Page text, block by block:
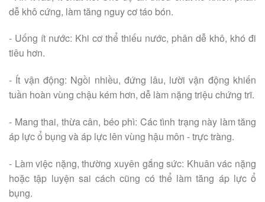
dễ khô cứng, làm tăng nguy cơ táo bón.
- Uống ít nước: Khi cơ thể thiếu nước, phân dễ khô, khó đi
tiêu hơn.
- Ít vận động: Ngồi nhiều, đứng lâu, lười vận động khiến
tuần hoàn vùng chậu kém hơn, dễ làm nặng triệu chứng trĩ.
- Mang thai, thừa cân, béo phì: Các tình trạng này làm tăng
áp lực ổ bụng và áp lực lên vùng hậu môn - trực tràng.
- Làm việc nặng, thường xuyên gắng sức: Khuân vác nặng
hoặc tập luyện sai cách cũng có thể làm tăng áp lực ổ
bụng.